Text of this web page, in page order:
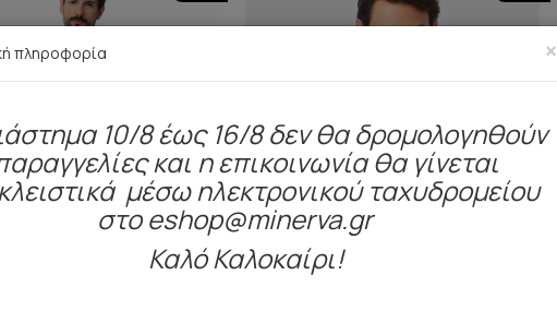
×
πληροφορία
10/8 έως 16/8 δεν θα δρομολογηθούν
και η επικοινωνία θα γίνεται
μέσω ηλεκτρονικού ταχυδρομείου
στο eshop@minerva.gr
Καλό Καλοκαίρι!